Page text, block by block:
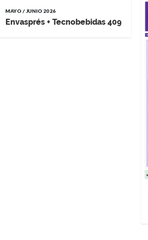
MAYO / JUNIO 2026
Envasprés + Tecnobebidas 409